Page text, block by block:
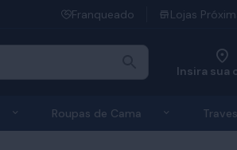
Franqueado Lojas
Insira sua
Exibir submenu de Cabeceiras
Roupas de Cama Exibir